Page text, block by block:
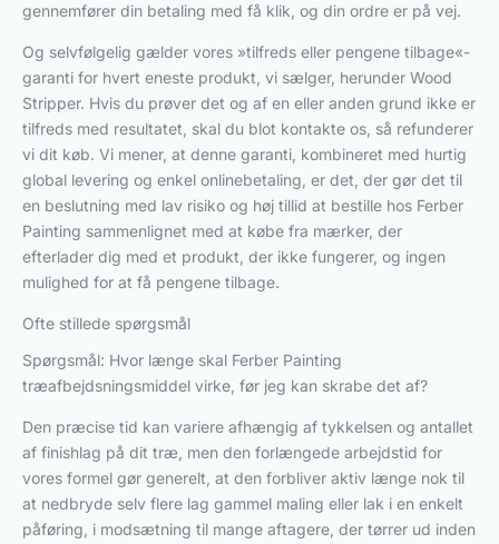
gennemfører din betaling med få klik, og din ordre er på vej.
Og selvfølgelig gælder vores »tilfreds eller pengene tilbage«-
garanti for hvert eneste produkt, vi sælger, herunder Wood
Stripper. Hvis du prøver det og af en eller anden grund ikke er
tilfreds med resultatet, skal du blot kontakte os, så refunderer
vi dit køb. Vi mener, at denne garanti, kombineret med hurtig
global levering og enkel onlinebetaling, er det, der gør det til
en beslutning med lav risiko og høj tillid at bestille hos Ferber
Painting sammenlignet med at købe fra mærker, der
efterlader dig med et produkt, der ikke fungerer, og ingen
mulighed for at få pengene tilbage.
Ofte stillede spørgsmål
Spørgsmål: Hvor længe skal Ferber Painting
træafbejdsningsmiddel virke, før jeg kan skrabe det af?
Den præcise tid kan variere afhængig af tykkelsen og antallet
af finishlag på dit træ, men den forlængede arbejdstid for
vores formel gør generelt, at den forbliver aktiv længe nok til
at nedbryde selv flere lag gammel maling eller lak i en enkelt
påføring, i modsætning til mange aftagere, der tørrer ud inden